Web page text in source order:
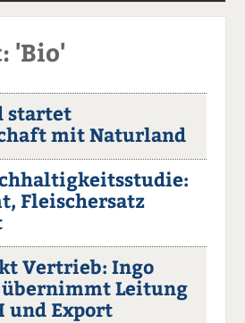
u
'Bio'
startet
mit Naturland
Fleischersatz
Vertrieb: Ingo
übernimmt Leitung
und Export